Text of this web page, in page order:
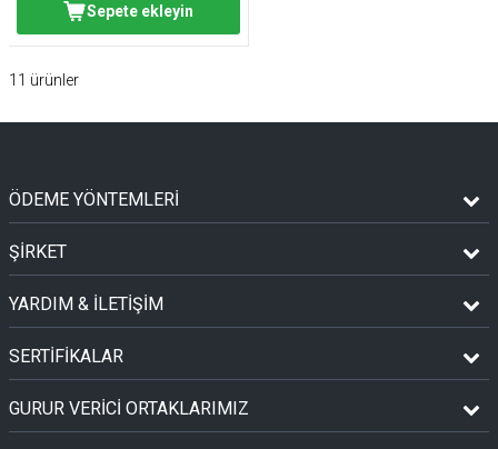
Sepete ekleyin
11 ürünler
ÖDEME YÖNTEMLERİ
ŞİRKET
YARDIM & İLETİŞİM
SERTİFİKALAR
GURUR VERİCİ ORTAKLARIMIZ